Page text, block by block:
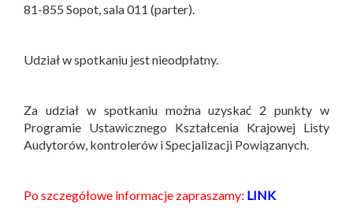
81-855 Sopot, sala 011 (parter).
Udział w spotkaniu jest nieodpłatny.
Za udział w spotkaniu można uzyskać 2 punkty w
Programie Ustawicznego Kształcenia Krajowej Listy
Audytorów, kontrolerów i Specjalizacji Powiązanych.
Po szczegółowe informacje zapraszamy: LINK